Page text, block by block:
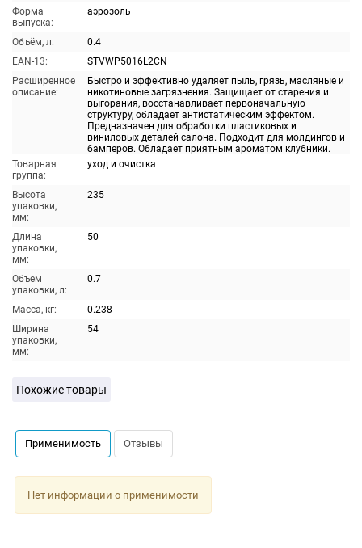
Форма
выпуска:
аэрозоль
Объём, л:
0.4
EAN-13:
STVWP5016L2CN
Расширенное
описание:
Быстро и эффективно удаляет пыль, грязь, масляные и
никотиновые загрязнения. Защищает от старения и
выгорания, восстанавливает первоначальную
структуру, обладает антистатическим эффектом.
Предназначен для обработки пластиковых и
виниловых деталей салона. Подходит для молдингов и
бамперов. Обладает приятным ароматом клубники.
Товарная
группа:
уход и очистка
Высота
упаковки,
мм:
235
Длина
упаковки,
мм:
50
Объем
упаковки, л:
0.7
Масса, кг:
0.238
Ширина
упаковки,
мм:
54
Похожие товары
Применимость Отзывы
Нет информации о применимости